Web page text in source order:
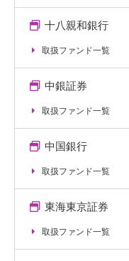
十八親和銀行
取扱ファンド一覧
中銀証券
取扱ファンド一覧
中国銀行
取扱ファンド一覧
東海東京証券
取扱ファンド一覧